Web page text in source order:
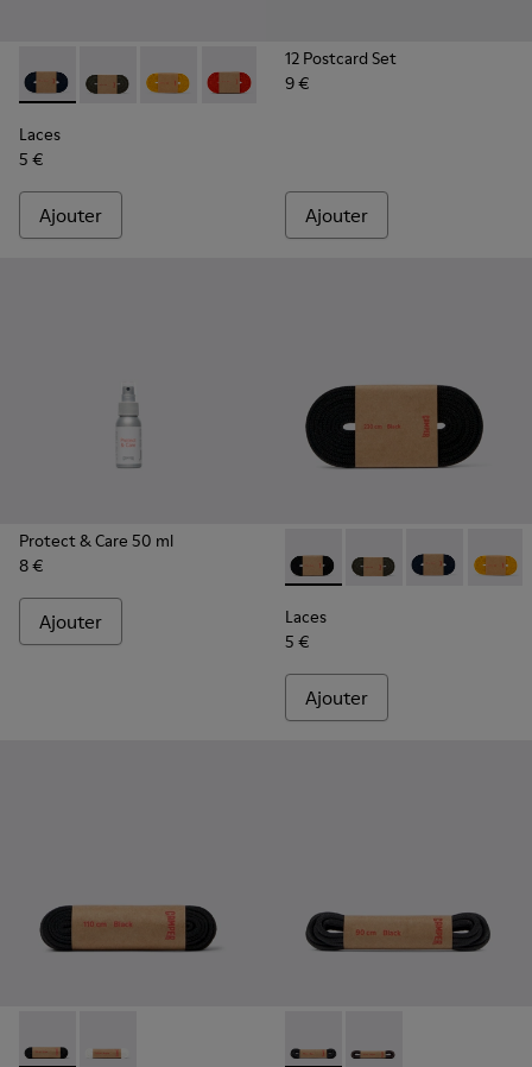
Laces - KL00002-005 - Lacets bleu foncé
Laces - KL00002-006 - Lacets élastiques vert foncé
Laces - KL00002-004 - Lacets élastiques
Laces - KL00002-003 - Lacets
Laces - KL00002-002 - Lacets
Laces
5 €
Ajouter
12 Postcard Set
9 €
Ajouter
Protect & Care 50 ml
8 €
Ajouter
Laces - KL00002-001 -
Laces - KL00002-
Laces -Laces
Laces
5 €
Ajouter
Laces - KL00001-001 - Lacets plats noirs
Laces - KL00001-002 Laces - KL00003-001 -
Laces - KL00003-